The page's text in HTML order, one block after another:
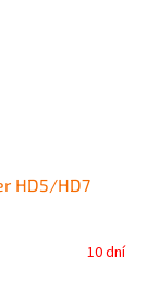
HD5/HD7
10 dní